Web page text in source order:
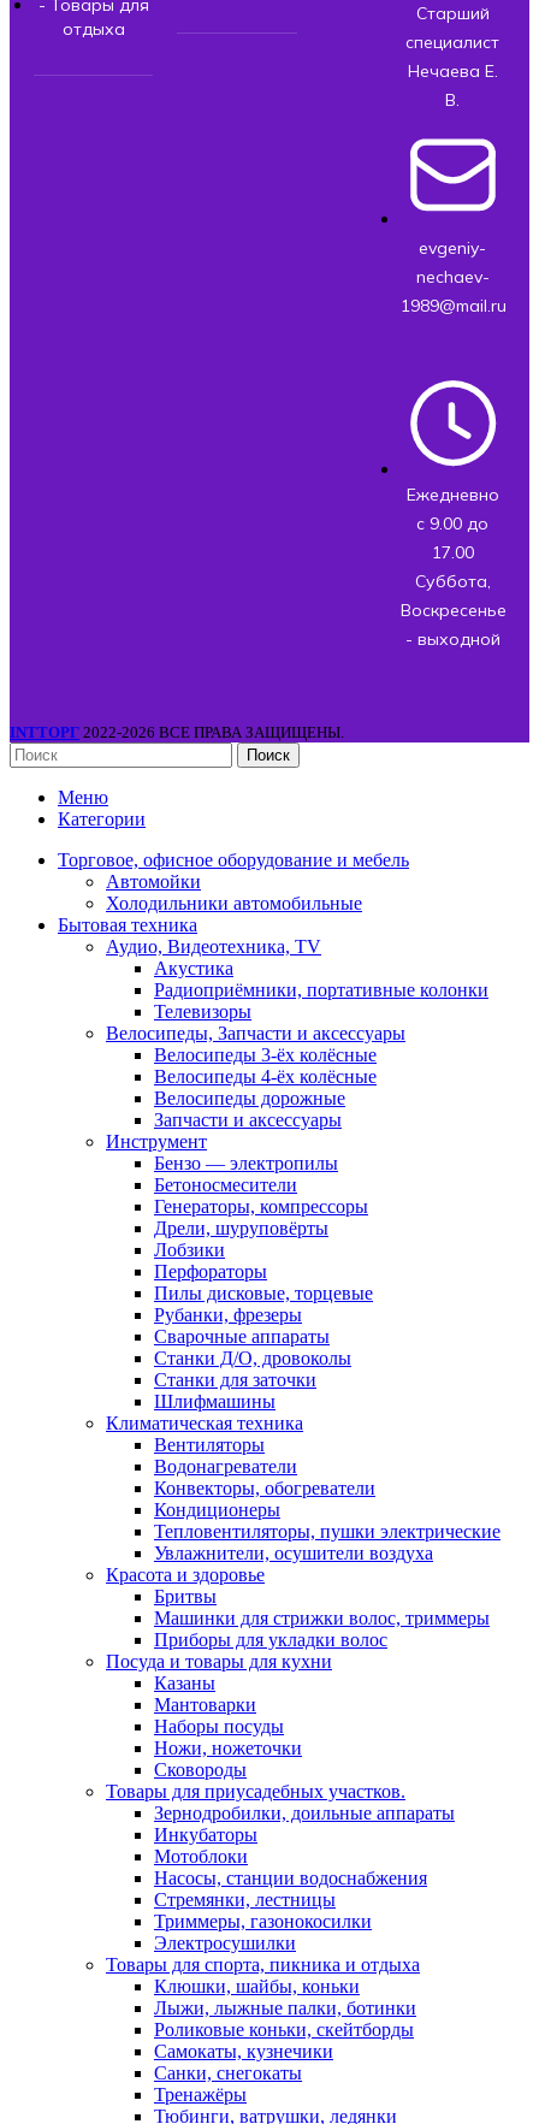
- Товары для
отдыха
Старший
специалист
Нечаева Е.
В.
evgeniy-
nechaev-
1989@mail.ru
Ежедневно
с 9.00 до
17.00
Суббота,
Воскресенье
- выходной
INTТОРГ 2022-2026 ВСЕ ПРАВА ЗАЩИЩЕНЫ.
Поиск
Меню
Категории
Торговое, офисное оборудование и мебель
Автомойки
Холодильники автомобильные
Бытовая техника
Аудио, Видеотехника, TV
Акустика
Радиоприёмники, портативные колонки
Телевизоры
Велосипеды, Запчасти и аксессуары
Велосипеды 3-ёх колёсные
Велосипеды 4-ёх колёсные
Велосипеды дорожные
Запчасти и аксессуары
Инструмент
Бензо — электропилы
Бетоносмесители
Генераторы, компрессоры
Дрели, шуруповёрты
Лобзики
Перфораторы
Пилы дисковые, торцевые
Рубанки, фрезеры
Сварочные аппараты
Станки Д/О, дровоколы
Станки для заточки
Шлифмашины
Климатическая техника
Вентиляторы
Водонагреватели
Конвекторы, обогреватели
Кондиционеры
Тепловентиляторы, пушки электрические
Увлажнители, осушители воздуха
Красота и здоровье
Бритвы
Машинки для стрижки волос, триммеры
Приборы для укладки волос
Посуда и товары для кухни
Казаны
Мантоварки
Наборы посуды
Ножи, ножеточки
Сковороды
Товары для приусадебных участков.
Зернодробилки, доильные аппараты
Инкубаторы
Мотоблоки
Насосы, станции водоснабжения
Стремянки, лестницы
Триммеры, газонокосилки
Электросушилки
Товары для спорта, пикника и отдыха
Клюшки, шайбы, коньки
Лыжи, лыжные палки, ботинки
Роликовые коньки, скейтборды
Самокаты, кузнечики
Санки, снегокаты
Тренажёры
Тюбинги, ватрушки, ледянки